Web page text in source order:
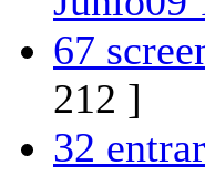
67
212 ]
32